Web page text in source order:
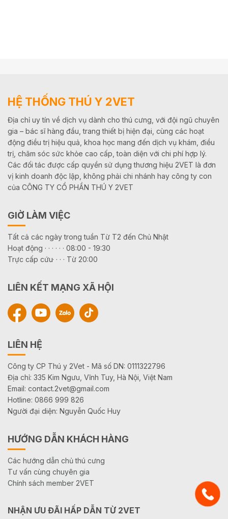
HỆ THỐNG THÚ Y 2VET
Địa chỉ uy tín về dịch vụ dành cho thú cưng, với đội ngũ chuyên
gia – bác sĩ hàng đầu, trang thiết bị hiện đại, cùng các hoạt
động điều trị hiệu quả, khoa học mang đến dịch vụ khám, điều
trị, chăm sóc sức khỏe cao cấp, toàn diện với chi phí hợp lý.
Các đối tác được cấp quyền sử dụng thương hiệu 2VET là đơn
vị kinh doanh độc lập, không phải chi nhánh hay công ty con
của CÔNG TY CỔ PHẦN THÚ Y 2VET
GIỜ LÀM VIỆC
Tất cả các ngày trong tuần Từ T2 đến Chủ Nhật
Hoạt động · · · · · · 08:00 - 19:30
Trực cấp cứu· · · · Từ 20:00
LIÊN KẾT MẠNG XÃ HỘI
LIÊN HỆ
Công ty CP Thú y 2Vet - Mã số DN: 0111322796
Địa chỉ: 335 Kim Ngưu, Vĩnh Tuy, Hà Nội, Việt Nam
Email: contact.2vet@gmail.com
Hotline: 0866 999 826
Người đại diện: Nguyễn Quốc Huy
HƯỚNG DẪN KHÁCH HÀNG
Các hướng dẫn chủ thú cưng
Tư vấn cùng chuyên gia
Chính sách member 2VET
NHẬN ƯU ĐÃI HẤP DẪN TỪ 2VET